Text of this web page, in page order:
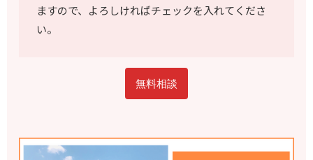
ますので、よろしければチェックを入れてくださ
い。